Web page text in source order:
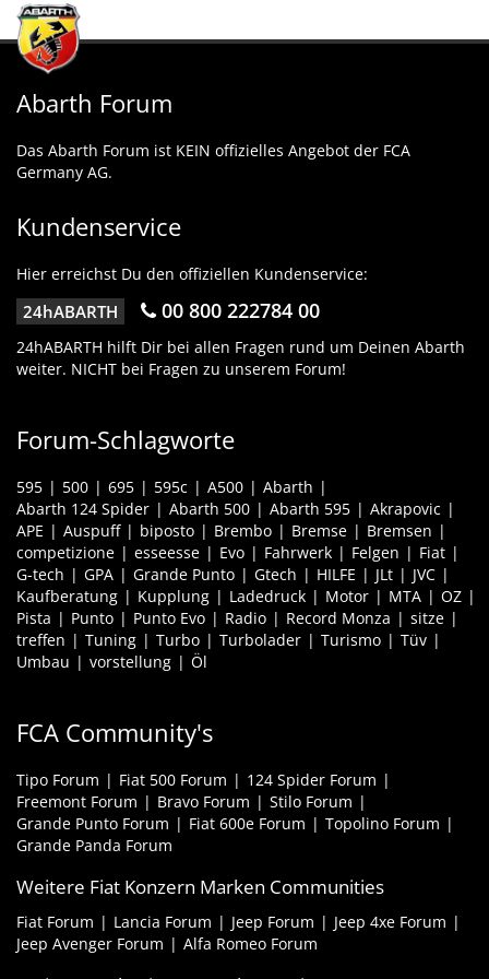
Abarth Forum
Das Abarth Forum ist KEIN offizielles Angebot der FCA
Germany AG.
Kundenservice
Hier erreichst Du den offiziellen Kundenservice:
24hABARTH 00 800 222784 00
24hABARTH hilft Dir bei allen Fragen rund um Deinen Abarth
weiter. NICHT bei Fragen zu unserem Forum!
Forum-Schlagworte
595 500 695 595c A500
Abarth
Abarth 124 Spider
Abarth 500 Abarth 595
Akrapovic
APE
Auspuff biposto Brembo Bremse
Bremsen
competizione
esseesse Evo Fahrwerk Felgen
Fiat
G-tech
GPA Grande Punto Gtech HILFE JLt
JVC
Kaufberatung
Kupplung Ladedruck Motor MTA
OZ
Pista
Punto Punto Evo Radio Record Monza
sitze
treffen
Tuning Turbo Turbolader Turismo
Tüv
Umbau
vorstellung Öl
FCA Community's
Tipo Forum Fiat 500 Forum
124 Spider Forum
Freemont Forum
Bravo Forum
Stilo Forum
Grande Punto Forum
Fiat 600e Forum
Topolino Forum
Grande Panda Forum
Weitere Fiat Konzern Marken Communities
Fiat Forum Lancia Forum Jeep Forum
Jeep 4xe Forum
Jeep Avenger Forum
Alfa Romeo Forum